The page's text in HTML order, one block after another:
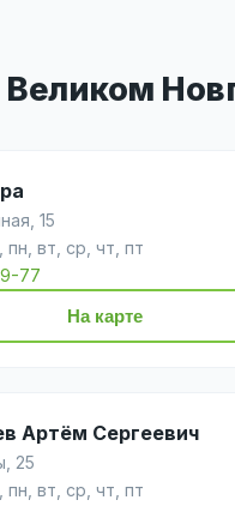
15
вт, ср, чт, пт
77
На карте
Артём Сергеевич
25
вт, ср, чт, пт